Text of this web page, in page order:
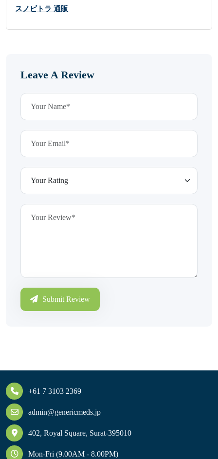
スノビトラ 通販
Leave A Review
Submit Review
+61 7 3103 2369
admin@genericmeds.jp
402, Royal Square, Surat-395010
Mon-Fri (9.00AM - 8.00PM)